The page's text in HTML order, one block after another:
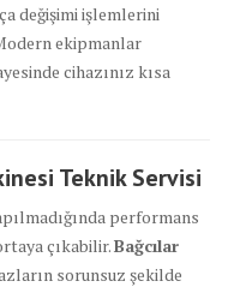
değişimi işlemlerini
ekipmanlar
cihazınız kısa
Teknik Servisi
performans
çıkabilir.Bağcılar
sorunsuz şekilde